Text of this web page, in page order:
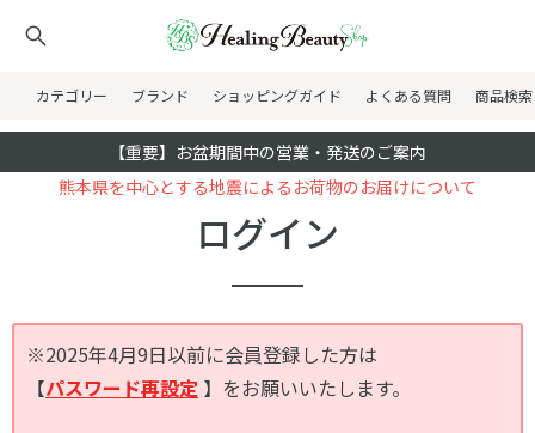
カテゴリー ブランド ショッピングガイド よくある質問 商品検索
【重要】お盆期間中の営業・発送のご案内
熊本県を中心とする地震によるお荷物のお届けについて
ログイン
※2025年4月9日以前に会員登録した方は
【パスワード再設定 】をお願いいたします。